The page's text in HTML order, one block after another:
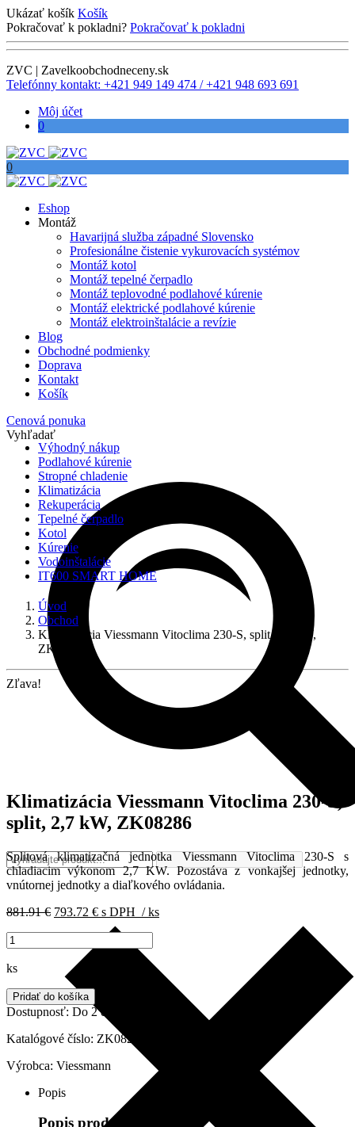
Ukázať košík Košík
Pokračovať k pokladni? Pokračovať k pokladni
ZVC | Zavelkoobchodneceny.sk
Telefónny kontakt: +421 949 149 474 / +421 948 693 691
Môj účet
0
0
Eshop
Montáž
Havarijná služba západné Slovensko
Profesionálne čistenie vykurovacích systémov
Montáž kotol
Montáž tepelné čerpadlo
Montáž teplovodné podlahové kúrenie
Montáž elektrické podlahové kúrenie
Montáž elektroinštalácie a revízie
Blog
Obchodné podmienky
Doprava
Kontakt
Košík
Cenová ponuka
Vyhľadať
Výhodný nákup
Podlahové kúrenie
Stropné chladenie
Klimatizácia
Rekuperácia
Tepelné čerpadlo
Kotol
Kúrenie
Vodoinštalácie
IT600 SMART HOME
Úvod
Obchod
Klimatizácia Viessmann Vitoclima 230-S, split, 2,7 kW,
ZK08286
Zľava!
Klimatizácia Viessmann Vitoclima 230-S,
split, 2,7 kW, ZK08286
Splitová klimatizačná jednotka Viessmann Vitoclima 230-S s
chladiacim výkonom 2,7 KW. Pozostáva z vonkajšej jednotky,
vnútornej jednotky a diaľkového ovládania.
881.91€ Pôvodná
881.91 €.
793.72 €Aktuálna
cena
793.72 €.
s DPH / ks
množstvo
Klimatizácia
Viessmann
230-
S,
2,7
ZK08286
ks
Pridať do košíka
Dostupnosť: Do 2 dní
Katalógové číslo: ZK08286
Výrobca: Viessmann
Popis
Popis produktu